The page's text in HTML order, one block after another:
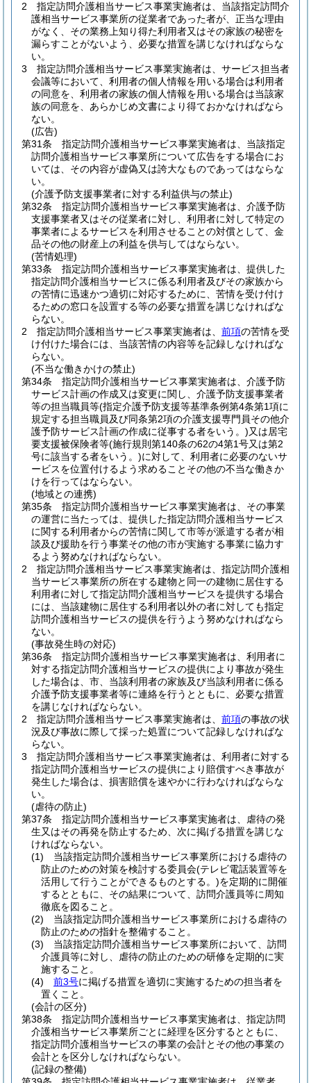
2
指定訪問介護相当サービス事業実施者は、当該指定訪問介
護相当サービス事業所の従業者であった者が、正当な理由
がなく、その業務上知り得た利用者又はその家族の秘密を
漏らすことがないよう、必要な措置を講じなければならな
い。
3
指定訪問介護相当サービス事業実施者は、サービス担当者
会議等において、利用者の個人情報を用いる場合は利用者
の同意を、利用者の家族の個人情報を用いる場合は当該家
族の同意を、あらかじめ文書により得ておかなければなら
ない。
(広告)
第31条
指定訪問介護相当サービス事業実施者は、当該指定
訪問介護相当サービス事業所について広告をする場合にお
いては、その内容が虚偽又は誇大なものであってはならな
い。
(介護予防支援事業者に対する利益供与の禁止)
第32条
指定訪問介護相当サービス事業実施者は、介護予防
支援事業者又はその従業者に対し、利用者に対して特定の
事業者によるサービスを利用させることの対償として、金
品その他の財産上の利益を供与してはならない。
(苦情処理)
第33条
指定訪問介護相当サービス事業実施者は、提供した
指定訪問介護相当サービスに係る利用者及びその家族から
の苦情に迅速かつ適切に対応するために、苦情を受け付け
るための窓口を設置する等の必要な措置を講じなければな
らない。
2
指定訪問介護相当サービス事業実施者は、 前項の苦情を受
け付けた場合には、当該苦情の内容等を記録しなければな
らない。
(不当な働きかけの禁止)
第34条
指定訪問介護相当サービス事業実施者は、介護予防
サービス計画の作成又は変更に関し、介護予防支援事業者
等の担当職員等(指定介護予防支援等基準条例第4条第1項に
規定する担当職員及び同条第2項の介護支援専門員その他介
護予防サービス計画の作成に従事する者をいう。)又は居宅
要支援被保険者等(施行規則第140条の62の4第1号又は第2
号に該当する者をいう。)に対して、利用者に必要のないサ
ービスを位置付けるよう求めることその他の不当な働きか
けを行ってはならない。
(地域との連携)
第35条
指定訪問介護相当サービス事業実施者は、その事業
の運営に当たっては、提供した指定訪問介護相当サービス
に関する利用者からの苦情に関して市等が派遣する者が相
談及び援助を行う事業その他の市が実施する事業に協力す
るよう努めなければならない。
2
指定訪問介護相当サービス事業実施者は、指定訪問介護相
当サービス事業所の所在する建物と同一の建物に居住する
利用者に対して指定訪問介護相当サービスを提供する場合
には、当該建物に居住する利用者以外の者に対しても指定
訪問介護相当サービスの提供を行うよう努めなければなら
ない。
(事故発生時の対応)
第36条
指定訪問介護相当サービス事業実施者は、利用者に
対する指定訪問介護相当サービスの提供により事故が発生
した場合は、市、当該利用者の家族及び当該利用者に係る
介護予防支援事業者等に連絡を行うとともに、必要な措置
を講じなければならない。
2
指定訪問介護相当サービス事業実施者は、 前項の事故の状
況及び事故に際して採った処置について記録しなければな
らない。
3
指定訪問介護相当サービス事業実施者は、利用者に対する
指定訪問介護相当サービスの提供により賠償すべき事故が
発生した場合は、損害賠償を速やかに行わなければならな
い。
(虐待の防止)
第37条
指定訪問介護相当サービス事業実施者は、虐待の発
生又はその再発を防止するため、次に掲げる措置を講じな
ければならない。
(1)
当該指定訪問介護相当サービス事業所における虐待の
防止のための対策を検討する委員会(テレビ電話装置等を
活用して行うことができるものとする。)を定期的に開催
するとともに、その結果について、訪問介護員等に周知
徹底を図ること。
(2)
当該指定訪問介護相当サービス事業所における虐待の
防止のための指針を整備すること。
(3)
当該指定訪問介護相当サービス事業所において、訪問
介護員等に対し、虐待の防止のための研修を定期的に実
施すること。
(4)
前3号に掲げる措置を適切に実施するための担当者を
置くこと。
(会計の区分)
第38条
指定訪問介護相当サービス事業実施者は、指定訪問
介護相当サービス事業所ごとに経理を区分するとともに、
指定訪問介護相当サービスの事業の会計とその他の事業の
会計とを区分しなければならない。
(記録の整備)